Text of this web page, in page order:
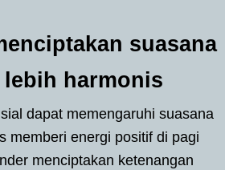
suasana
harmonis
dapat memengaruhi suasana
memberi energi positif di pagi
menciptakan ketenangan